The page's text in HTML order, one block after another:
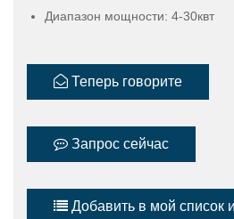
Диапазон мощности: 4-30квт
Теперь говорите
Запрос сейчас
Добавить в мой список